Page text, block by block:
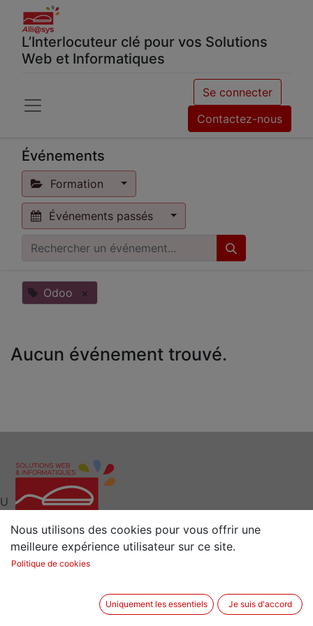
L’Interlocuteur clé pour vos Solutions
Web et Informatiques
Se connecter
Contactez-nous
Événements
Formation
Événements passés
Odoo ×
Aucun événement trouvé.
Interlocuteur clé pour vos Solutions Web et
Informatiques
2 rue de la Sénestrais
U
Nous utilisons des cookies pour vous offrir une
meilleure expérience utilisateur sur ce site.
Politique de cookies
Uniquement les essentiels Je suis d'accord